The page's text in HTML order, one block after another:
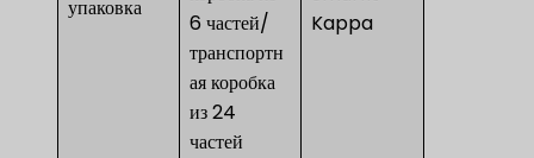
упаковка
6 частей/
транспортн
ая коробка
из 24
частей
Kappa